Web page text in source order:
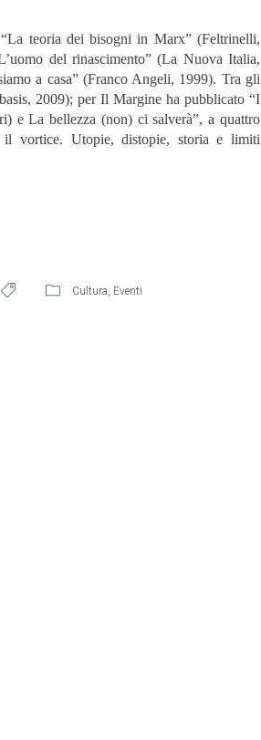
teoria dei bisogni in Marx” (Feltrinelli,
del rinascimento” (La Nuova Italia,
a casa” (Franco Angeli, 1999). Tra gli
2009); per Il Margine ha pubblicato “I
e La bellezza (non) ci salverà”, a quattro
vortice. Utopie, distopie, storia e limiti
Cultura, Eventi